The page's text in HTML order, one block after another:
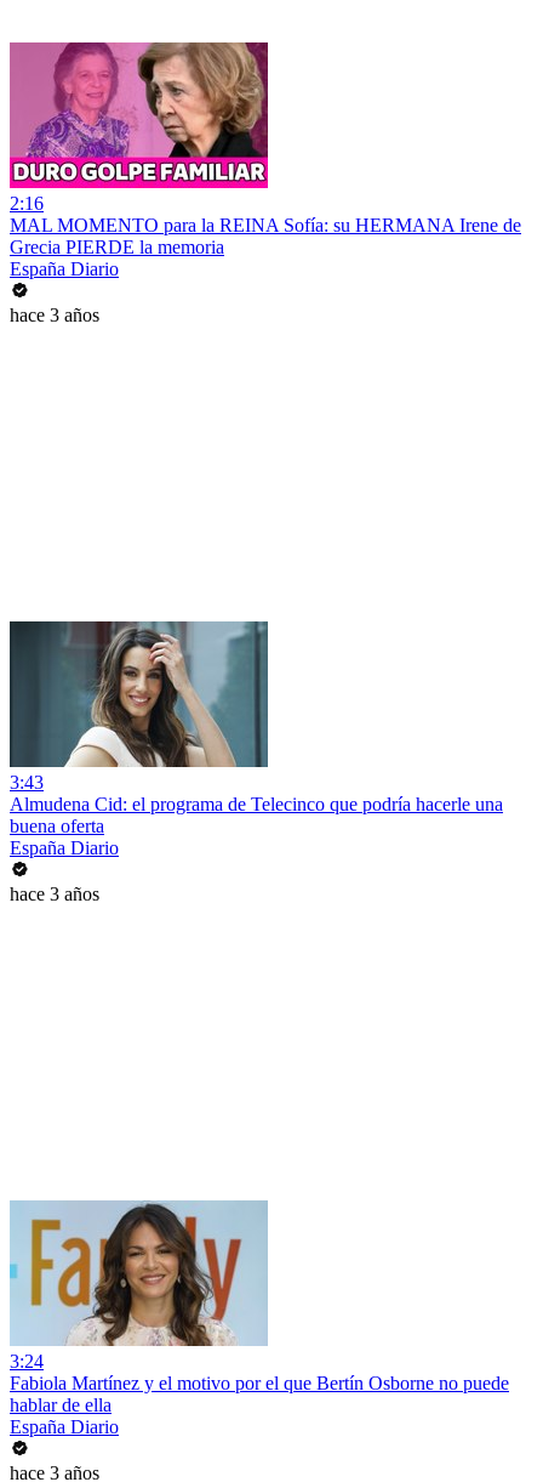
2:16
MAL MOMENTO para la REINA Sofía: su HERMANA Irene de
Grecia PIERDE la memoria
España Diario
hace 3 años
3:43
Almudena Cid: el programa de Telecinco que podría hacerle una
buena oferta
España Diario
hace 3 años
3:24
Fabiola Martínez y el motivo por el que Bertín Osborne no puede
hablar de ella
España Diario
hace 3 años